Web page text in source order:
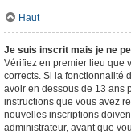
Haut
Je suis inscrit mais je ne
Vérifiez en premier lieu que
corrects. Si la fonctionnalité
avoir en dessous de 13 ans
instructions que vous avez
nouvelles inscriptions
administrateur, avant que